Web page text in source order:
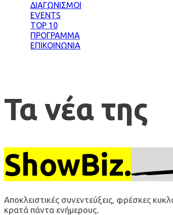
ΔΙΑΓΩΝΙΣΜΟΙ
EVENTS
TOP 10
ΠΡΟΓΡΑΜΜΑ
ΕΠΙΚΟΙΝΩΝΙΑ
Τα νέα της
ShowBiz.
Αποκλειστικές συνεντεύξεις, φρέσκες
κρατά πάντα ενήμερους.